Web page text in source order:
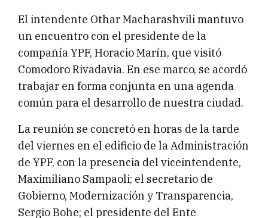
El intendente Othar Macharashvili mantuvo
un encuentro con el presidente de la
compañía YPF, Horacio Marín, que visitó
Comodoro Rivadavia. En ese marco, se acordó
trabajar en forma conjunta en una agenda
común para el desarrollo de nuestra ciudad.
La reunión se concretó en horas de la tarde
del viernes en el edificio de la Administración
de YPF, con la presencia del viceintendente,
Maximiliano Sampaoli; el secretario de
Gobierno, Modernización y Transparencia,
Sergio Bohe; el presidente del Ente